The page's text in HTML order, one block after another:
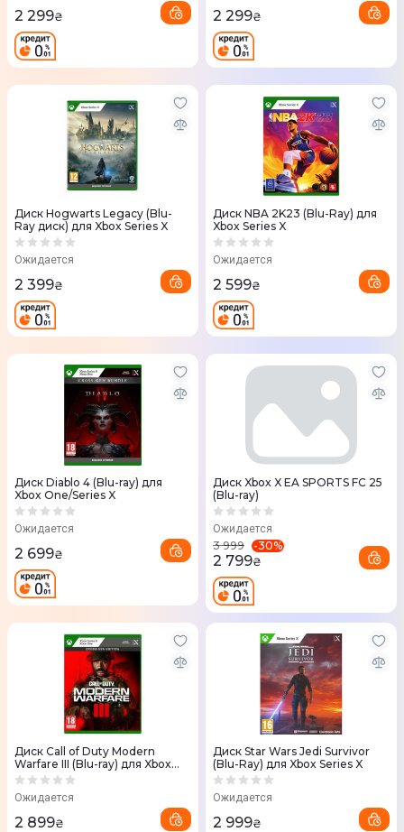
2 299₴ 2 299₴
Диск Hogwarts Legacy (Blu-
Ray диск) для Xbox Series X
Ожидается
2 399₴
Диск NBA 2K23 (Blu-Ray) для
Xbox Series X
Ожидается
2 599₴
Диск Diablo 4 (Blu-ray) для
Xbox One/Series X
Ожидается
2 699₴
Диск Xbox X EA SPORTS FC 25
(Blu-ray)
Ожидается
3 999 -30%
2 799₴
Диск Call of Duty Modern
Warfare III (Blu-ray) для Xbox
Series X
Ожидается
2 899₴
Диск Star Wars Jedi Survivor
(Blu-Ray) для Xbox Series X
Ожидается
2 999₴